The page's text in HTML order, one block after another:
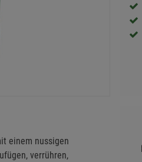
einem nussigen
verrühren,